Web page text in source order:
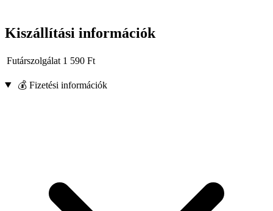
Kiszállítási információk
Futárszolgálat 1 590 Ft
💰 Fizetési információk